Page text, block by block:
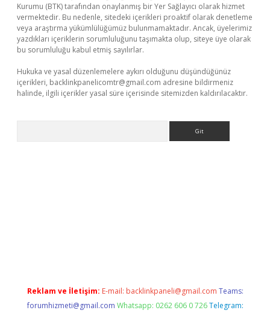
Kurumu (BTK) tarafından onaylanmış bir Yer Sağlayıcı olarak hizmet
vermektedir. Bu nedenle, sitedeki içerikleri proaktif olarak denetleme
veya araştırma yükümlülüğümüz bulunmamaktadır. Ancak, üyelerimiz
yazdıkları içeriklerin sorumluluğunu taşımakta olup, siteye üye olarak
bu sorumluluğu kabul etmiş sayılırlar.
Hukuka ve yasal düzenlemelere aykırı olduğunu düşündüğünüz
içerikleri, backlinkpanelicomtr@gmail.com adresine bildirmeniz
halinde, ilgili içerikler yasal süre içerisinde sitemizden kaldırılacaktır.
Reklam ve İletişim: E-mail: backlinkpaneli@gmail.com Teams:
forumhizmeti@gmail.com Whatsapp: 0262 606 0 726 Telegram: